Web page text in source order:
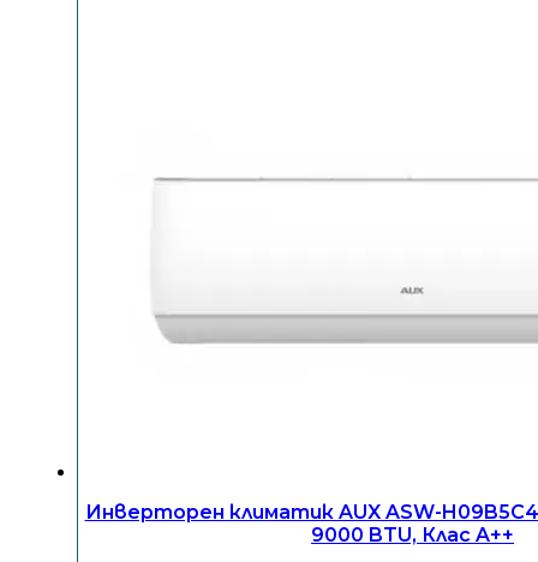
Инверторен климатик AUX ASW-
9000 BTU, Клас A++